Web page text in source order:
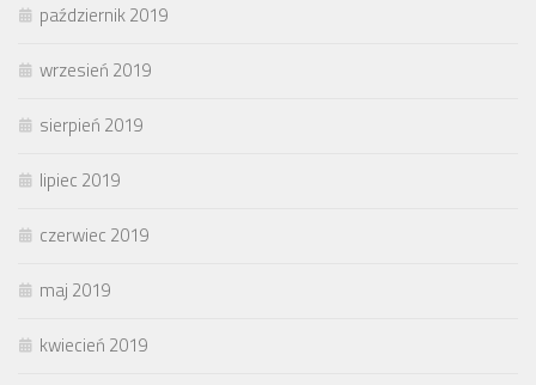
październik 2019
wrzesień 2019
sierpień 2019
lipiec 2019
czerwiec 2019
maj 2019
kwiecień 2019